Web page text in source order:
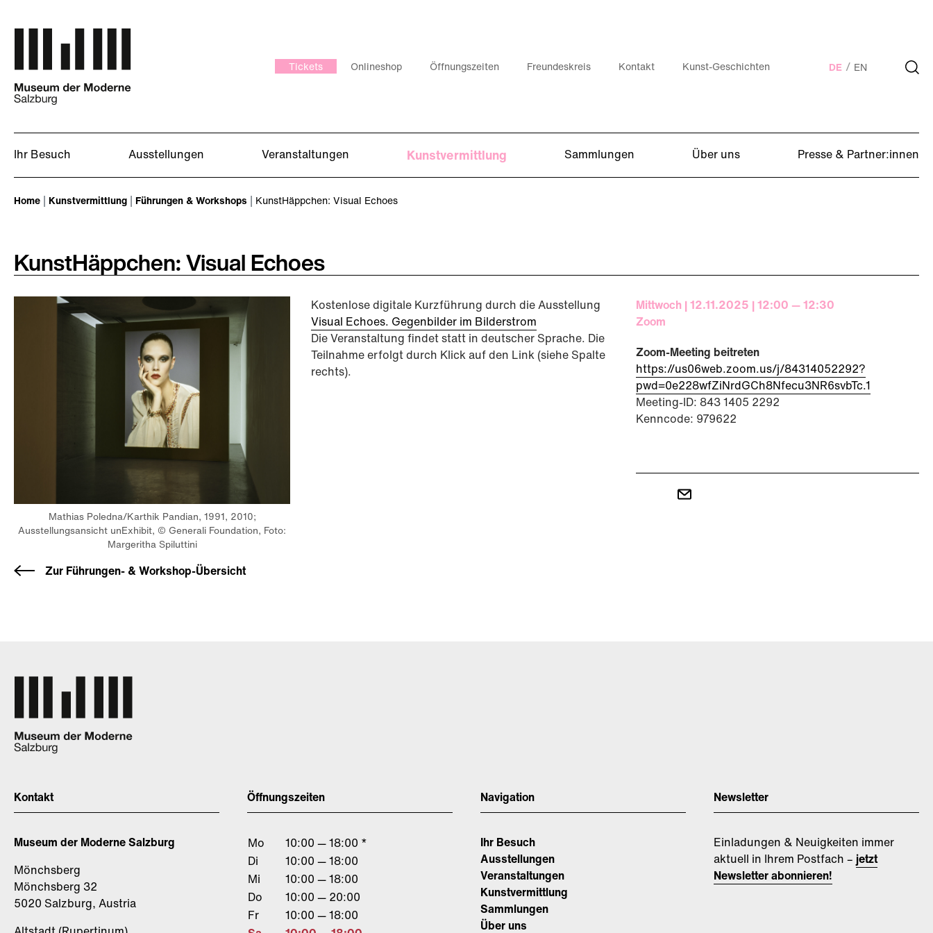
Tickets Onlineshop Öffnungszeiten Freundeskreis Kontakt Kunst-Geschichten DE EN
Ihr Besuch Ausstellungen Veranstaltungen Kunstvermittlung Sammlungen Über uns
Presse & Partner:innen
Home Kunstvermittlung Führungen & Workshops KunstHäppchen: Visual Echoes
KunstHäppchen: Visual Echoes
Mathias Poledna/Karthik Pandian, 1991, 2010;
Ausstellungsansicht unExhibit, © Generali Foundation, Foto:
Margeritha Spiluttini
Kostenlose digitale Kurzführung durch die Ausstellung
Visual Echoes. Gegenbilder im Bilderstrom
Die Veranstaltung findet statt in deutscher Sprache. Die
Teilnahme erfolgt durch Klick auf den Link (siehe Spalte
rechts).
Mittwoch | 12.11.2025 | 12:00 — 12:30
Zoom
Zoom-Meeting beitreten
https://us06web.zoom.us/j/84314052292?
pwd=0e228wfZiNrdGCh8Nfecu3NR6svbTc.1
Meeting-ID: 843 1405 2292
Kenncode: 979622
Zur Führungen- & Workshop-Übersicht
Kontakt
Museum der Moderne Salzburg
Mönchsberg
Mönchsberg 32
5020 Salzburg, Austria
Öffnungszeiten
Mo
10:00 — 18:00 *
Di
10:00 — 18:00
Mi
10:00 — 18:00
Do
10:00 — 20:00
Fr
10:00 — 18:00
Navigation
Ihr Besuch
Ausstellungen
Veranstaltungen
Kunstvermittlung
Sammlungen
Über uns
Newsletter
Einladungen & Neuigkeiten immer
aktuell in Ihrem Postfach – jetzt
Newsletter abonnieren!